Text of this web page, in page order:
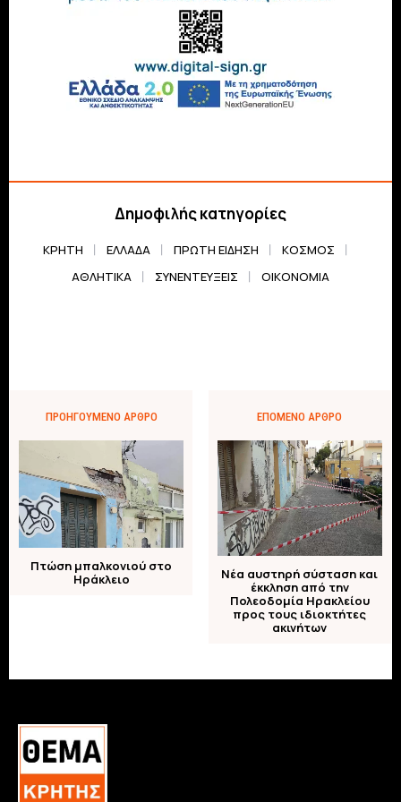
Δημοφιλής κατηγορίες
ΚΡΗΤΗ ΕΛΛΆΔΑ ΠΡΏΤΗ ΕΊΔΗΣΗ
ΚΌΣΜΟΣ
ΑΘΛΗΤΙΚΆ
ΣΥΝΕΝΤΕΎΞΕΙΣ ΟΙΚΟΝΟΜΊΑ
ΠΡΟΗΓΟΎΜΕΝΟ ΆΡΘΡΟ
Πτώση μπαλκονιού στο
Ηράκλειο
ΕΠΌΜΕΝΟ ΆΡΘΡΟ
Νέα αυστηρή σύσταση και
έκκληση από την
Πολεοδομία Ηρακλείου
προς τους ιδιοκτήτες
ακινήτων